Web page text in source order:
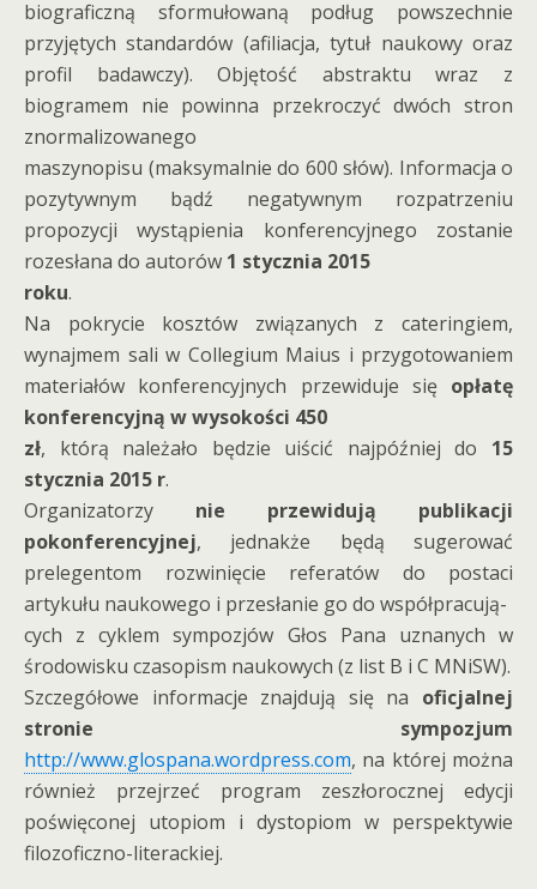
biograficzną sformułowaną podług powszechnie
przyjętych standardów (afiliacja, tytuł naukowy oraz
profil badawczy). Objętość abstraktu wraz z
biogramem nie powinna przekroczyć dwóch stron
znormalizowanego
maszynopisu (maksymalnie do 600 słów). Informacja o
pozytywnym bądź negatywnym rozpatrzeniu
propozycji wystąpienia konferencyjnego zostanie
rozesłana do autorów 1 stycznia 2015
roku.
Na pokrycie kosztów związanych z cateringiem,
wynajmem sali w Collegium Maius i przygotowaniem
materiałów konferencyjnych przewiduje się opłatę
konferencyjną w wysokości 450
zł, którą należało będzie uiścić najpóźniej do 15
stycznia 2015 r.
Organizatorzy nie przewidują publikacji
pokonferencyjnej, jednakże będą sugerować
prelegentom rozwinięcie referatów do postaci
artykułu naukowego i przesłanie go do współpracują-
cych z cyklem sympozjów Głos Pana uznanych w
środowisku czasopism naukowych (z list B i C MNiSW).
Szczegółowe informacje znajdują się na oficjalnej
stronie sympozjum
http://www.glospana.wordpress.com, na której można
również przejrzeć program zeszłorocznej edycji
poświęconej utopiom i dystopiom w perspektywie
filozoficzno-literackiej.